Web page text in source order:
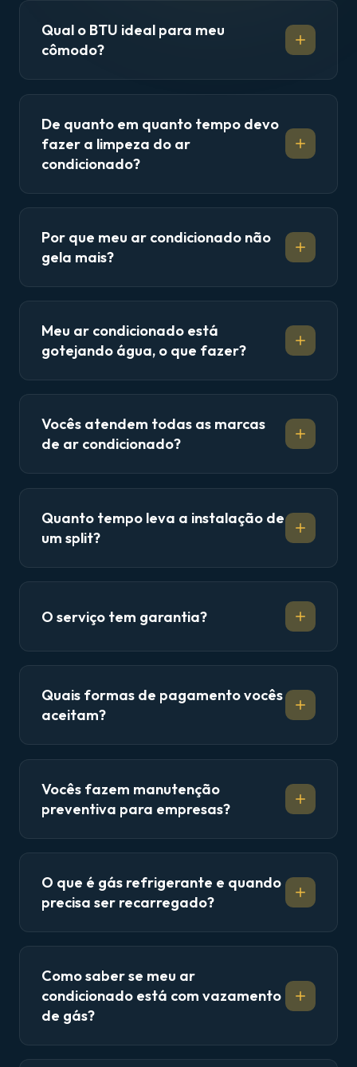
Qual o BTU ideal para meu
cômodo?
De quanto em quanto tempo devo
fazer a limpeza do ar
condicionado?
Por que meu ar condicionado não
gela mais?
Meu ar condicionado está
gotejando água, o que fazer?
Vocês atendem todas as marcas
de ar condicionado?
Quanto tempo leva a instalação de
um split?
O serviço tem garantia?
Quais formas de pagamento vocês
aceitam?
Vocês fazem manutenção
preventiva para empresas?
O que é gás refrigerante e quando
precisa ser recarregado?
Como saber se meu ar
condicionado está com vazamento
de gás?